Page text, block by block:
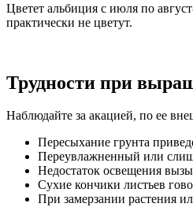
Цветет альбиция с июля по
практически не цветут.
Трудности при
Наблюдайте за акацией, по ее
Пересыхание грунта
Переувлажненный или
Недостаток освещения
Сухие кончики листьев
При замерзании растения